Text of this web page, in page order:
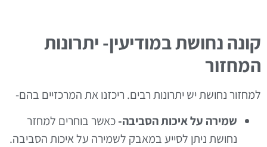
קונה נחושת במודיעין- יתרונות
המחזור
למחזור נחושת יש יתרונות רבים. ריכזנו את המרכזיים בהם-
שמירה על איכות הסביבה-כאשר בוחרים למחזר
נחושת ניתן לסייע במאבק לשמירה על איכות הסביבה.